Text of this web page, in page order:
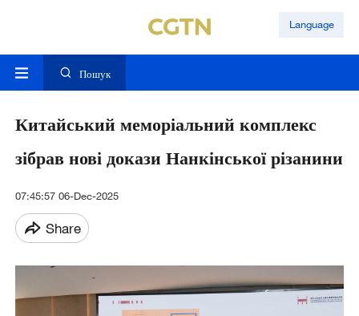
Language
Пошук
Китайський меморіальний комплекс
зібрав нові докази Нанкінської різанини
07:45:57 06-Dec-2025
Share